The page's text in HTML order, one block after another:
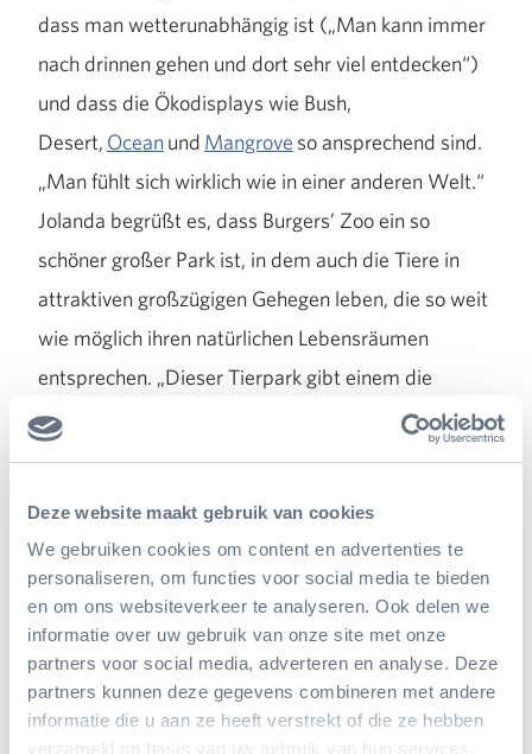
Deze website maakt gebruik van cookies
We gebruiken cookies om content en advertenties te
personaliseren, om functies voor social media te bieden
en om ons websiteverkeer te analyseren. Ook delen we
informatie over uw gebruik van onze site met onze
partners voor social media, adverteren en analyse. Deze
partners kunnen deze gegevens combineren met andere
informatie die u aan ze heeft verstrekt of die ze hebben
verzameld op basis van uw gebruik van hun services.
dass man wetterunabhängig ist („Man kann immer
nach drinnen gehen und dort sehr viel entdecken“)
und dass die Ökodisplays wie Bush,
Desert, Ocean und Mangrove so ansprechend sind.
„Man fühlt sich wirklich wie in einer anderen Welt.“
Jolanda begrüßt es, dass Burgers’ Zoo ein so
schöner großer Park ist, in dem auch die Tiere in
attraktiven großzügigen Gehegen leben, die so weit
wie möglich ihren natürlichen Lebensräumen
entsprechen. „Dieser Tierpark gibt einem die
Gelegenheit, Tiere zu beobachten, die man sonst
überhaupt nie zu Gesicht bekommen hätte. Lernt
weiterhin existieren. Außerdem gibt es eine große
Vielfalt von Pflanzen und farbenfrohen, duftenden
Blumen, die in den Niederlanden nicht wachsen.“
Jolanda fotografiert mit einer Canon Eos 6D